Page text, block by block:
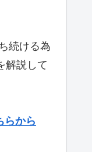
続ける為
解説して
らから